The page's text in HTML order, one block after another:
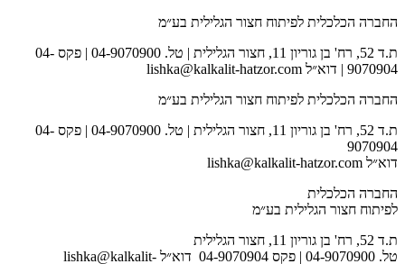
החברה הכלכלית לפיתוח חצור הגלילית בע״מ
ת.ד 52, רח' בן גוריון 11, חצור הגלילית | טל. 04-9070900 | פקס 04-
9070904 | דוא״ל lishka@kalkalit-hatzor.com
החברה הכלכלית לפיתוח חצור הגלילית בע״מ
ת.ד 52, רח' בן גוריון 11, חצור הגלילית | טל. 04-9070900 | פקס 04-
9070904
דוא״ל lishka@kalkalit-hatzor.com
החברה הכלכלית
לפיתוח חצור הגלילית בע״מ
ת.ד 52, רח' בן גוריון 11, חצור הגלילית
טל. 04-9070900 | פקס 04-9070904 דוא״ל lishka@kalkalit-